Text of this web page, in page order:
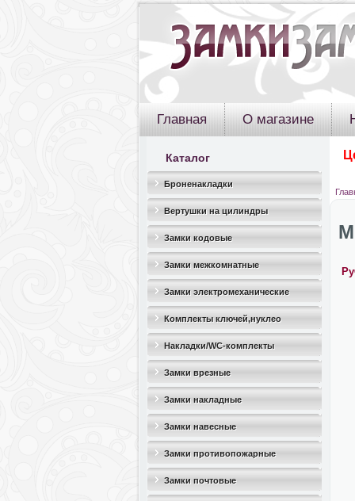
Главная О магазине
Каталог
Броненакладки
Вертушки на цилиндры
Замки кодовые
Замки межкомнатные
Замки электромеханические
Комплекты ключей,нуклео
Накладки/WC-комплекты
Замки врезные
Замки накладные
Замки навесные
Замки противопожарные
Замки почтовые